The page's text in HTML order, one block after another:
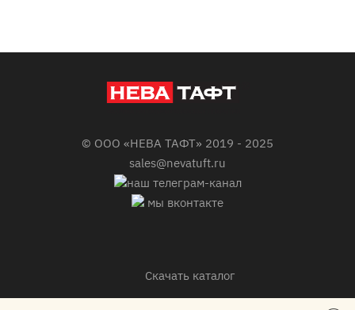
© ООО «НЕВА ТАФТ» 2019 - 2025
sales@nevatuft.ru
наш телеграм-канал
мы вконтакте
Скачать каталог